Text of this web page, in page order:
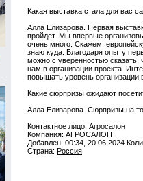
Какая выставка стала для вас
Алла Елизарова. Первая
пройдет. Мы впервые
очень много. Скажем,
знаю куда. Благодаря опыту
можно с уверенностью сказать,
нам в организации проекта.
повышать уровень организации
Какие сюрпризы ожидают
Алла Елизарова. Сюрпризы на
Контактное лицо: Агросалон
Компания: АГРОСАЛОН
Добавлен: 00:34, 20.06.2024
Страна: Россия